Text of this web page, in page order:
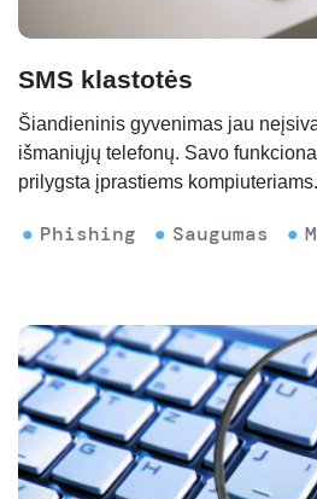
SMS klastotės
Šiandieninis gyvenimas jau
išmaniųjų telefonų. Savo
prilygsta įprastiems
Phishing Saugumas